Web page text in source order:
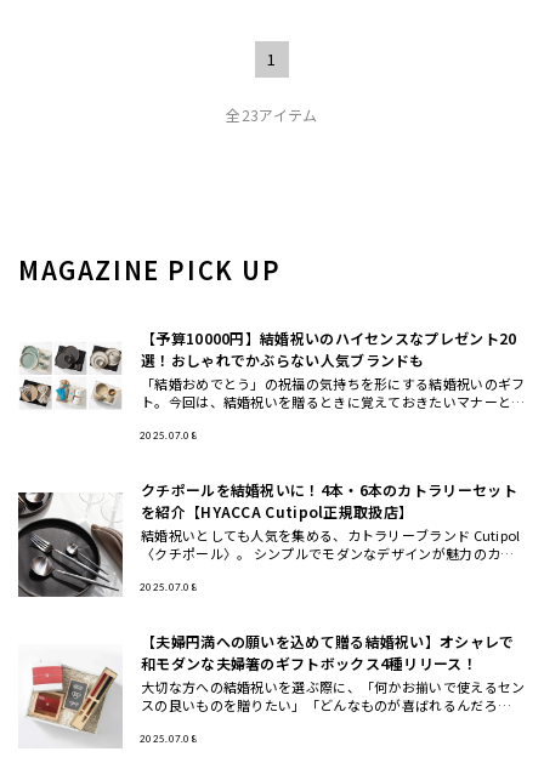
1
全23アイテム
MAGAZINE PICK UP
【予算10000円】結婚祝いのハイセンスなプレゼント20
選！おしゃれでかぶらない人気ブランドも
「結婚おめでとう」の祝福の気持ちを形にする結婚祝いのギフ
ト。今回は、結婚祝いを贈るときに覚えておきたいマナーと、
すめのギフト
2025.07.08
クチポールを結婚祝いに！4本・6本のカトラリーセット
を紹介【HYACCA Cutipol正規取扱店】
結婚祝いとしても人気を集める、カトラリーブランド Cutipol
〈クチポール〉。 シンプルでモダンなデザインが魅力のカト
話
2025.07.08
【夫婦円満への願いを込めて贈る結婚祝い】オシャレで
和モダンな夫婦箸のギフトボックス4種リリース！
大切な方への結婚祝いを選ぶ際に、「何かお揃いで使えるセン
スの良いものを贈りたい」「どんなものが喜ばれるんだろ
OP
2025.07.08